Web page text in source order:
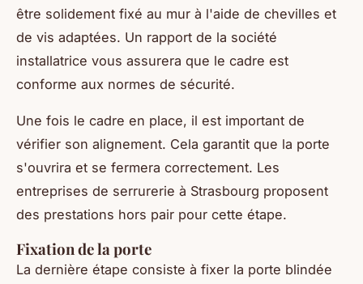
être solidement fixé au mur à l'aide de chevilles et
de vis adaptées. Un rapport de la société
installatrice vous assurera que le cadre est
conforme aux normes de sécurité.
Une fois le cadre en place, il est important de
vérifier son alignement. Cela garantit que la porte
s'ouvrira et se fermera correctement. Les
entreprises de serrurerie à Strasbourg proposent
des prestations hors pair pour cette étape.
Fixation de la porte
La dernière étape consiste à fixer la porte blindée